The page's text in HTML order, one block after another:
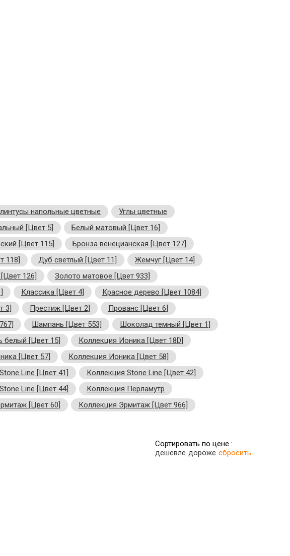
напольные цветные
Углы цветные
[Цвет 5]
Белый матовый [Цвет 16]
[Цвет 115]
Бронза венецианская [Цвет 127]
118] Дуб светлый [Цвет 11]
Жемчуг [Цвет 14]
126]
Золото матовое [Цвет 933]
Классика [Цвет 4]
Красное дерево [Цвет 1084]
3] Престиж [Цвет 2]
Прованс [Цвет 6]
Шампань [Цвет 553]
Шоколад темный [Цвет 1]
белый [Цвет 15]
Коллекция Ионика [Цвет 18D]
[Цвет 57]
Коллекция Ионика [Цвет 58]
Line [Цвет 41]
Коллекция Stone Line [Цвет 42]
Line [Цвет 44]
Коллекция Перламутр
[Цвет 60]
Коллекция Эрмитаж [Цвет 966]
Сортировать по цене :
дешевле дороже сбросить